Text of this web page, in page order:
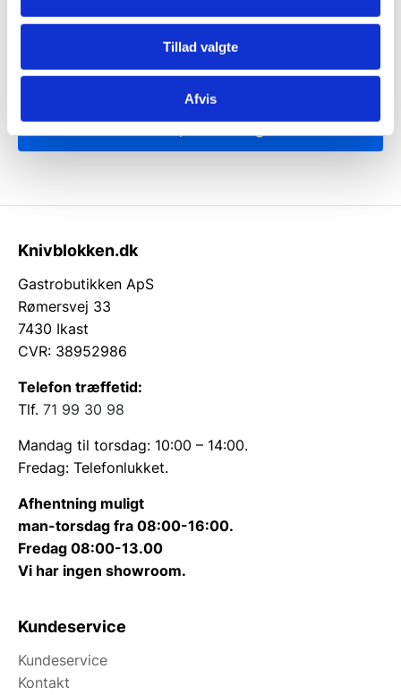
Tillad valgte
Afvis
ikke, men sender kun relevante tilbud og
informationer til dig.
Knivblokken.dk
Gastrobutikken ApS
Rømersvej 33
7430 Ikast
CVR: 38952986
Telefon træffetid:
Tlf. 71 99 30 98
Mandag til torsdag: 10:00 – 14:00.
Fredag: Telefonlukket.
Afhentning muligt
man-torsdag fra 08:00-16:00.
Fredag 08:00-13.00
Vi har ingen showroom.
Kundeservice
Kundeservice
Kontakt